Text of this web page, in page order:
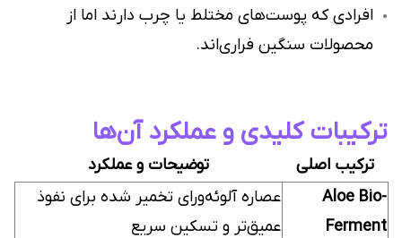
افرادی که پوست‌های مختلط یا چرب دارند اما از
محصولات سنگین فراری‌اند.
ترکیبات کلیدی و عملکرد آن‌ها
ترکیب اصلی
توضیحات و عملکرد
Aloe Bio-
Ferment
عصاره آلوئه‌ورای تخمیر شده برای نفوذ
عمیق‌تر و تسکین سریع